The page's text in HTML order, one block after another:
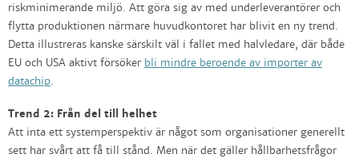
riskminimerande miljö. Att göra sig av med underleverantörer och
flytta produktionen närmare huvudkontoret har blivit en ny trend.
Detta illustreras kanske särskilt väl i fallet med halvledare, där både
EU och USA aktivt försöker bli mindre beroende av importer av
datachip.
Trend 2: Från del till helhet
Att inta ett systemperspektiv är något som organisationer generellt
sett har svårt att få till stånd. Men när det gäller hållbarhetsfrågor